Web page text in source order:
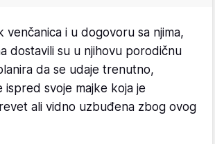
venčanica i u dogovoru sa njima,
dostavili su u njihovu porodičnu
da se udaje trenutno,
ispred svoje majke koja je
ali vidno uzbuđena zbog ovog